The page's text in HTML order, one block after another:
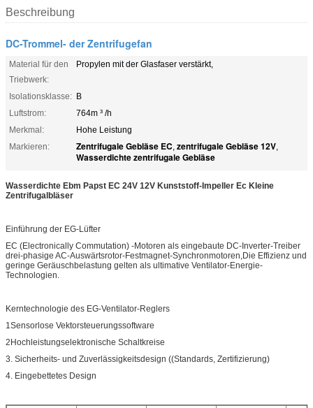
Beschreibung
DC-Trommel- der Zentrifugefan
Material für den
Triebwerk:
Propylen mit der Glasfaser verstärkt,
Isolationsklasse: B
Luftstrom:
764m ³ /h
Merkmal:
Hohe Leistung
Markieren:
Zentrifugale Gebläse EC, zentrifugale Gebläse 12V,
Wasserdichte zentrifugale Gebläse
Wasserdichte Ebm Papst EC 24V 12V Kunststoff-Impeller Ec Kleine
Zentrifugalbläser
Einführung der EG-Lüfter
EC (Electronically Commutation) -Motoren als eingebaute DC-Inverter-Treiber
drei-phasige AC-Auswärtsrotor-Festmagnet-Synchronmotoren,Die Effizienz und
geringe Geräuschbelastung gelten als ultimative Ventilator-Energie-
Technologien.
Kerntechnologie des EG-Ventilator-Reglers
1Sensorlose Vektorsteuerungssoftware
2Hochleistungselektronische Schaltkreise
3. Sicherheits- und Zuverlässigkeitsdesign ((Standards, Zertifizierung)
4. Eingebettetes Design